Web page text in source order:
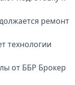
ремонт
технологии
от ББР Брокер